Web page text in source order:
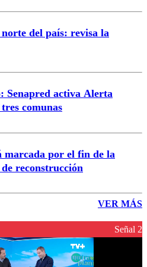
del país: revisa la
Senapred activa Alerta
comunas
marcada por el fin de la
reconstrucción
VER MÁS
Señal 2